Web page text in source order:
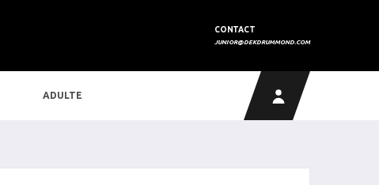
CONTACT
JUNIOR@DEKDRUMMOND.COM
ADULTE